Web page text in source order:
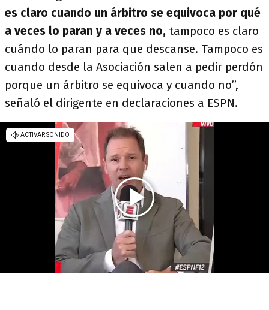
es claro cuando un árbitro se equivoca por qué
a veces lo paran y a veces no, tampoco es claro
cuándo lo paran para que descanse. Tampoco es
cuando desde la Asociación salen a pedir perdón
porque un árbitro se equivoca y cuando no”,
señaló el dirigente en declaraciones a ESPN.